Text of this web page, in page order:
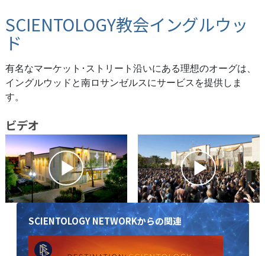
SCIENTOLOGY教会イングルウッ
ド
有名なマーケット･ストリート沿いにある理想のオーグは、
イングルウッドと南ロサンゼルスにサービスを提供しま
す。
ビデオ
SCIENTOLOGY NETWORKからの関連